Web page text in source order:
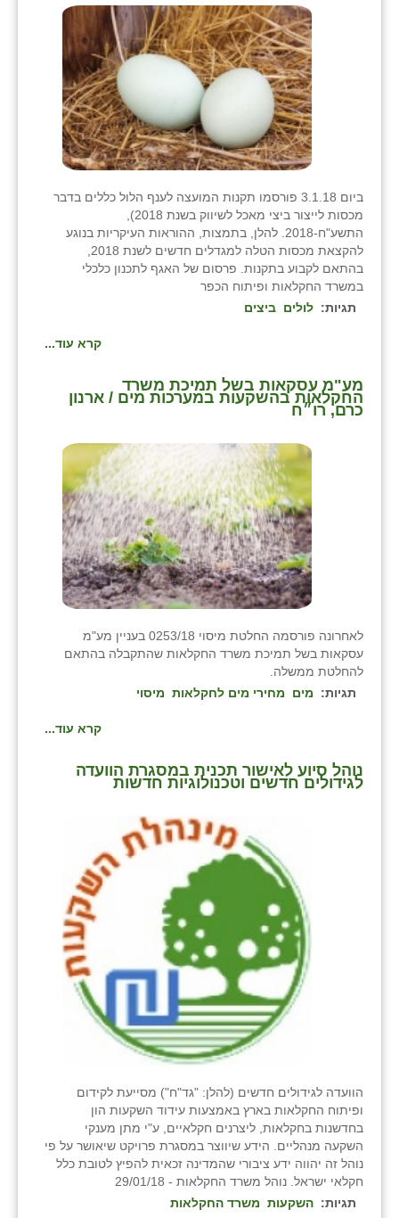
ביום 3.1.18 פורסמו תקנות המועצה לענף הלול כללים בדבר
מכסות לייצור ביצי מאכל לשיווק בשנת 2018),
התשע"ח-2018. להלן, בתמצות, ההוראות העיקריות בנוגע
בהתאם לקבוע בתקנות. פרסום של האגף לתכנון כלכלי
במשרד החקלאות ופיתוח הכפר
תגיות: לולים ביצים
קרא עוד...
מע"מ עסקאות בשל תמיכת משרד
החקלאות בהשקעות במערכות מים / ארנון
כרם, רו״ח
לאחרונה פורסמה החלטת מיסוי 0253/18 בעניין מע"מ
עסקאות בשל תמיכת משרד החקלאות שהתקבלה בהתאם
להחלטת ממשלה.
תגיות:
מים מחירי מים לחקלאות מיסוי
קרא עוד...
נוהל סיוע לאישור תכנית במסגרת הוועדה
לגידולים חדשים וטכנולוגיות חדשות
הוועדה לגידולים חדשים (להלן: "גד"ח") מסייעת לקידום
ופיתוח החקלאות בארץ באמצעות עידוד השקעות הון
בחדשנות בחקלאות, ליצרנים חקלאיים, ע"י מתן מענקי
השקעה מנהליים. הידע שיווצר במסגרת פרויקט שיאושר על פי
נוהל זה יהווה ידע ציבורי שהמדינה זכאית להפיץ לטובת כלל
חקלאי ישראל. נוהל משרד החקלאות - 29/01/18
תגיות: השקעות משרד החקלאות